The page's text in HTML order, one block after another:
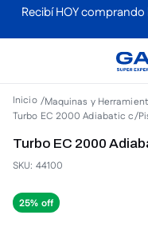
Recibí HOY
Maquinas y
Turbo EC 2000 Adiabatic c/
Turbo EC 2000
SKU: 44100
25%